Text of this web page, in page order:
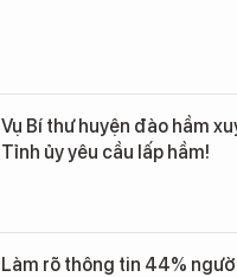
Vụ Bí thư huyện đào hầm
Tỉnh ủy yêu cầu lấp hầm!
Làm rõ thông tin 44%